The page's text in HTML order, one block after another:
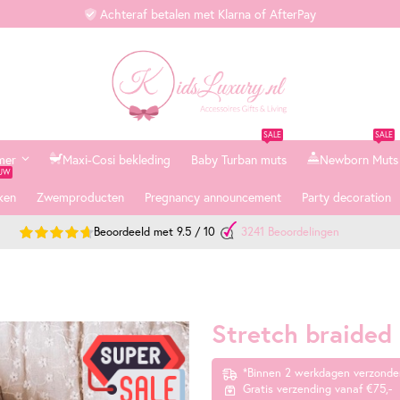
Achteraf betalen met Klarna of AfterPay
Maxi-Cosi bekleding Baby Turban muts
SALE
Newborn Muts
SALE
Zwemproducten Pregnancy announcement Party decoration
Beoordeeld met 9.5/10 3241 Beoordelingen
Stretch braided
*Binnen 2 werkdagen
Gratis verzending vanaf €75,-